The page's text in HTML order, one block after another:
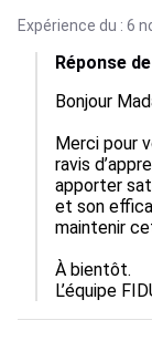
Expérience du : 6
Réponse
Bonjour
Merci pour
ravis
apporter
et son
maintenir
À bientôt.
L’équipe